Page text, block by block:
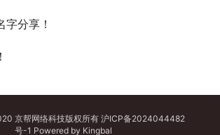
字分享！
京帮网络科技版权所有 沪ICP备2024044482
号-1 Powered by Kingbal